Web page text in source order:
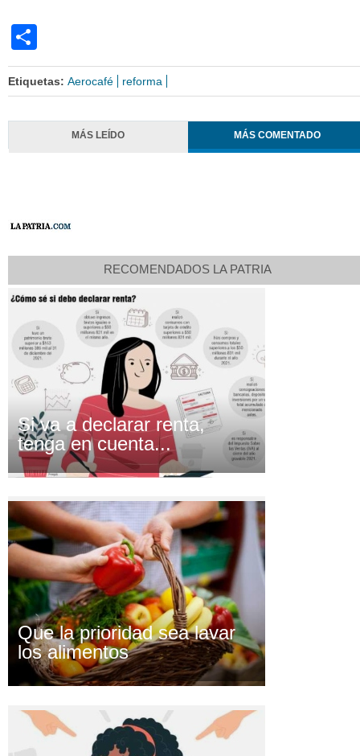
Etiquetas: Aerocafé reforma
MÁS LEÍDO MÁS COMENTADO
RECOMENDADOS LA PATRIA
Si va a declarar renta,
tenga en cuenta...
Que la prioridad sea lavar
los alimentos